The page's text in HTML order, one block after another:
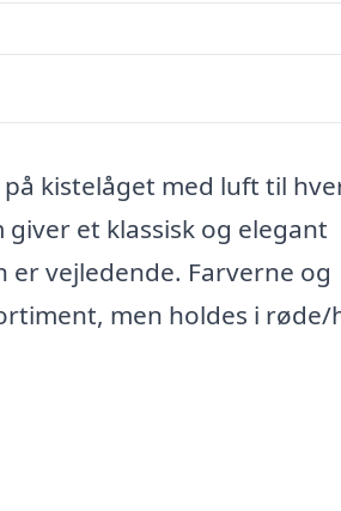
kistelåget med luft til
et klassisk og elegant
vejledende. Farverne og
men holdes i røde/